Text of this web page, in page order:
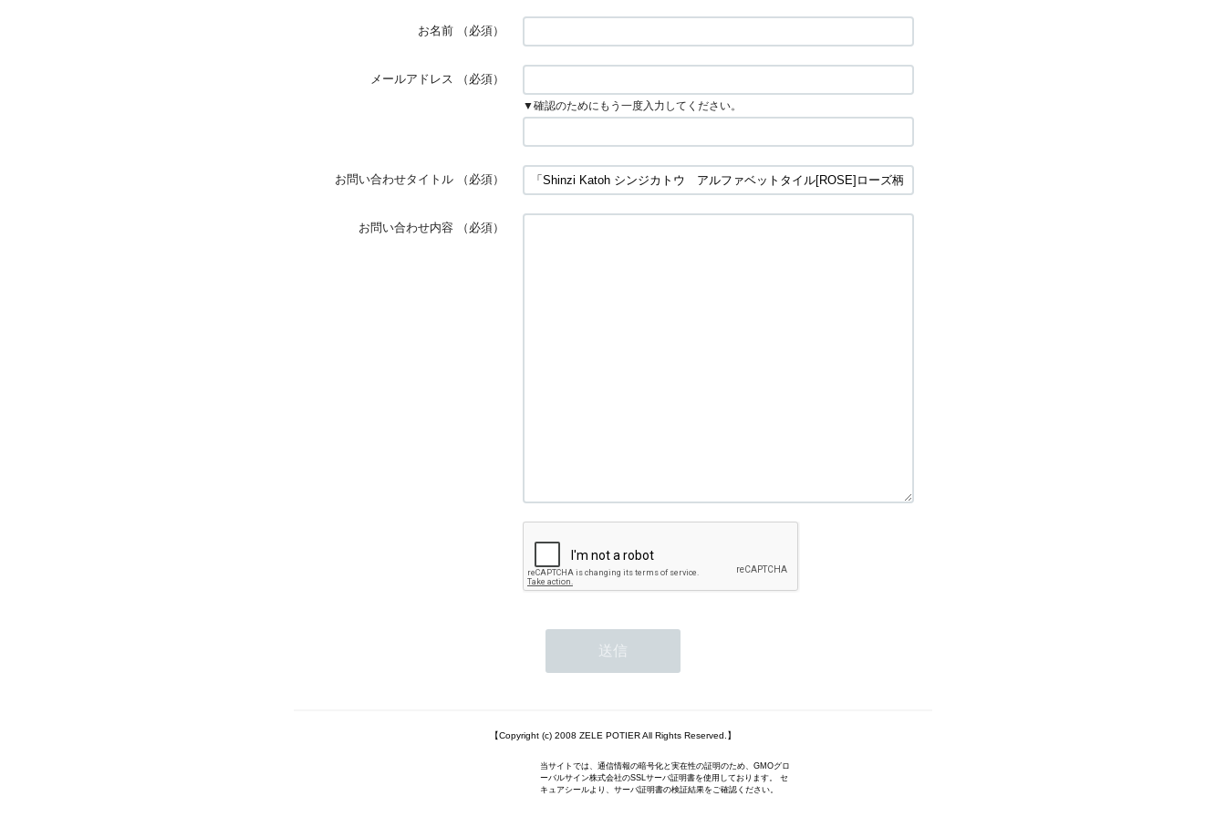
お名前 （必須）
メールアドレス （必須）
▼確認のためにもう一度入力してください。
お問い合わせタイトル （必須）
お問い合わせ内容 （必須）
【Copyright (c) 2008 ZELE POTIER All Rights Reserved.】
当サイトでは、通信情報の暗号化と実在性の証明のため、GMOグロ
ーバルサイン株式会社のSSLサーバ証明書を使用しております。 セ
キュアシールより、サーバ証明書の検証結果をご確認ください。